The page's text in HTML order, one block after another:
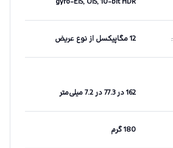
: 12 مگاپیکسل از نوع عریض
162 در 77.3 در 7.2 میلی‌متر
180 گرم